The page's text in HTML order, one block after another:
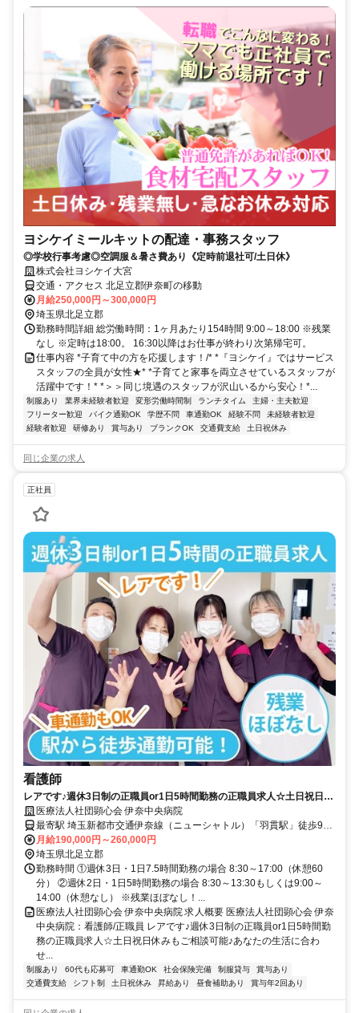
ヨシケイミールキットの配達・事務スタッフ
◎学校行事考慮◎空調服＆暑さ費あり《定時前退社可/土日休》
株式会社ヨシケイ大宮
交通・アクセス 北足立郡伊奈町の移動
月給250,000円～300,000円
埼玉県北足立郡
勤務時間詳細 総労働時間：1ヶ月あたり154時間 9:00～18:00 ※残業
なし ※定時は18:00。 16:30以降はお仕事が終わり次第帰宅可。
仕事内容 *子育て中の方を応援します！/* *『ヨシケイ』ではサービス
スタッフの全員が女性★* *子育てと家事を両立させているスタッフが
活躍中です！* *＞＞同じ境遇のスタッフが沢山いるから安心！*...
制服あり 業界未経験者歓迎 変形労働時間制 ランチタイム
主婦・主夫歓迎
フリーター歓迎
バイク通勤OK 学歴不問 車通勤OK 経験不問
未経験者歓迎
経験者歓迎
研修あり 賞与あり ブランクOK 交通費支給 土日祝休み
同じ企業の求人
正社員
看護師
レアです♪週休3日制の正職員or1日5時間勤務の正職員求人☆土日祝日休
みもご相談可能♪あなたの生活に合わせて働き方を選べます！賞与も支給
あり☆【北足立郡・羽貫駅/上尾駅/桶川駅・病院/病棟・看護師・正職
員】
医療法人社団顕心会 伊奈中央病院
最寄駅 埼玉新都市交通伊奈線（ニューシャトル）「羽貫駅」徒歩9
分、JR「桶川駅」車14分・「上尾駅」「北上尾駅」車16分、「蓮田
駅」車18分、「白岡駅」車20分、「北本駅」車22分、「久喜駅」車
26分
月給190,000円～260,000円
埼玉県北足立郡
勤務時間 ①週休3日・1日7.5時間勤務の場合 8:30～17:00（休憩60
分） ②週休2日・1日5時間勤務の場合 8:30～13:30もしくは9:00～
14:00（休憩なし） ※残業ほぼなし！...
医療法人社団顕心会 伊奈中央病院 求人概要 医療法人社団顕心会 伊奈
中央病院：看護師/正職員 レアです♪週休3日制の正職員or1日5時間勤
務の正職員求人☆土日祝日休みもご相談可能♪あなたの生活に合わ
せ...
制服あり 60代も応募可 車通勤OK 社会保険完備 制服貸与
賞与あり
交通費支給
シフト制 土日祝休み 昇給あり 昼食補助あり 賞与年2回あり